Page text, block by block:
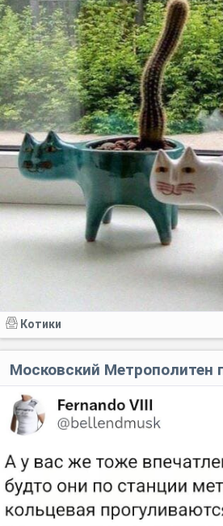
Котики
Московский Метрополитен